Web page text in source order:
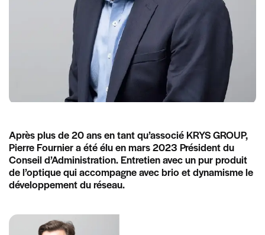
Après plus de 20 ans en tant qu’associé KRYS GROUP,
Pierre Fournier a été élu en mars 2023 Président du
Conseil d’Administration. Entretien avec un pur produit
de l’optique qui accompagne avec brio et dynamisme le
développement du réseau.